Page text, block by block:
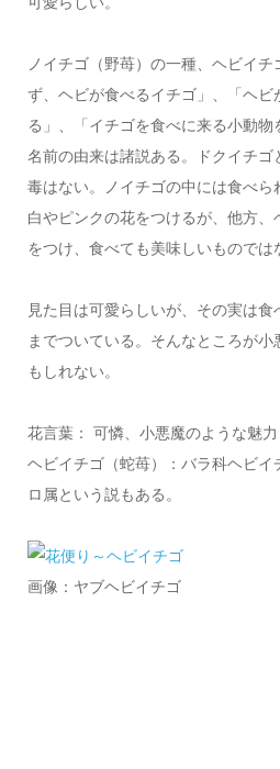
ノイチゴ（野苺）の一種、ヘビイ
ず、ヘビが食べるイチゴ」、「ヘビ
る」、「イチゴを食べに来る小動
名前の由来は諸説ある。ドクイチゴ
毒はない。ノイチゴの中には食べら
白やピンクの花をつけるが、他方
をつけ、食べても美味しいものでは
見た目は可愛らしいが、その実は
までついている。そんなところが
もしれない。
花言葉： 可憐、小悪魔のような魅力
ヘビイチゴ（蛇苺）：バラ科ヘビイ
ロ属という説もある。
画像：ヤブヘビイチゴ